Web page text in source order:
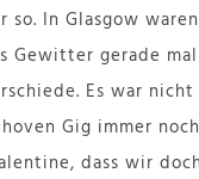
In Glasgow
Gewitter gerade
Es war
Gig immer
dass wir